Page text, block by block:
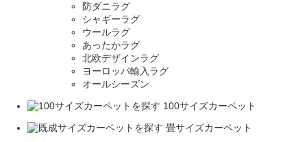
防ダニラグ
シャギーラグ
ウールラグ
あったかラグ
北欧デザインラグ
ヨーロッパ輸入ラグ
オールシーズン
100サイズカーペット
畳サイズカーペット